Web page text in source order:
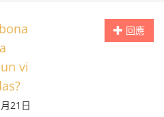
回應
vi
21日